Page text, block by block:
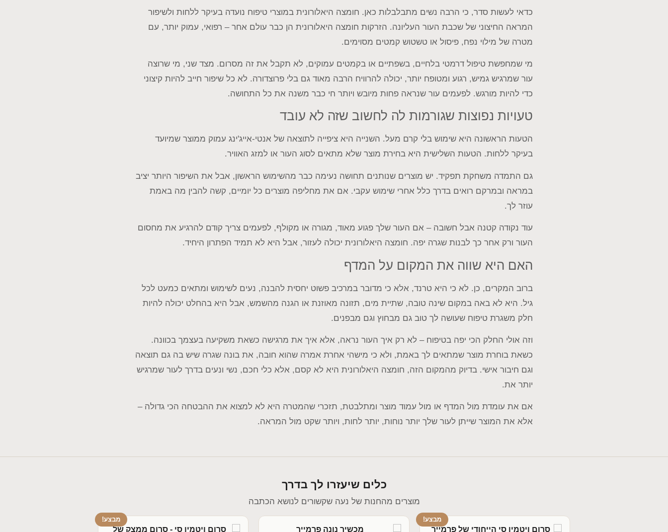
כדאי לעשות סדר, כי הרבה נשים מתבלבלות כאן. חומצה היאלורונית במוצרי טיפוח נועדה בעיקר ללחות ולשיפור
המראה החיצוני של שכבת העור העליונה. הזרקות חומצה היאלורונית הן כבר עולם אחר – רפואי, עמוק יותר, עם
מטרה של מילוי נפח, פיסול או טשטוש קמטים מסוימים.
מי שמחפשת טיפול דרמטי בלחיים, בשפתיים או בקמטים עמוקים, לא תקבל את זה מסרום. מצד שני, מי שרוצה
עור שמרגיש גמיש, רגוע ומטופח יותר, יכולה להרוויח הרבה מאוד גם בלי פרוצדורה. לא כל שיפור חייב להיות קיצוני
כדי להיות מורגש. לפעמים עור שנראה פחות מיובש ויותר חי כבר משנה את כל התחושה.
טעויות נפוצות שגורמות לה לחשוב שזה לא עובד
הטעות הראשונה היא שימוש בלי קרם מעל. השנייה היא ציפייה לתוצאה של אנטי-אייג'ינג עמוק ממוצר שמיועד
בעיקר ללחות. הטעות השלישית היא בחירת מוצר שלא מתאים לסוג העור או למזג האוויר.
גם התמדה משחקת תפקיד. יש מוצרים שנותנים תחושה נעימה כבר מהשימוש הראשון, אבל את השיפור היותר יציב
במראה ובמרקם רואים בדרך כלל אחרי שימוש עקבי. אם את מחליפה מוצרים כל יומיים, קשה להבין מה באמת
עוזר לך.
עוד נקודה קטנה אבל חשובה – אם העור שלך פגוע מאוד, מגורה או מקולף, לפעמים צריך קודם להרגיע את מחסום
העור ורק אחר כך לבנות שגרה יפה. חומצה היאלורונית יכולה לעזור, אבל היא לא תמיד הפתרון היחיד.
האם היא שווה את המקום על המדף
ברוב המקרים, כן. לא כי היא טרנד, אלא כי מדובר במרכיב פשוט יחסית להבנה, נעים לשימוש ומתאים כמעט לכל
גיל. היא לא באה במקום שינה טובה, שתיית מים, תזונה מאוזנת או הגנה מהשמש, אבל היא בהחלט יכולה להיות
חלק משגרת טיפוח שעושה לך טוב גם מבחוץ וגם מבפנים.
וזה אולי החלק הכי יפה בטיפוח – לא רק איך העור נראה, אלא איך את מרגישה כשאת משקיעה בעצמך בכוונה.
כשאת בוחרת מוצר שמתאים לך באמת, ולא כי מישהי אחרת אמרה שהוא חובה, את בונה שגרה שיש בה גם תוצאה
וגם חיבור אישי. בדיוק מהמקום הזה, חומצה היאלורונית היא לא קסם, אלא כלי חכם, נשי ונעים בדרך לעור שמרגיש
יותר את.
אם את עומדת מול המדף או מול עמוד מוצר ומתלבטת, תזכרי שהמטרה היא לא למצוא את ההבטחה הכי גדולה –
אלא את המוצר שייתן לעור שלך יותר נוחות, יותר לחות, ויותר שקט מול המראה.
כלים שיעזרו לך בדרך
מוצרים מהחנות של נעה שקשורים לנושא הכתבה
מבצע! מבצע!